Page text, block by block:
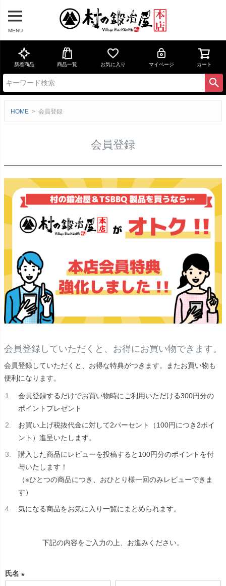
MENU
新着商品 商品一覧 お気に入り マイページ カート
HOME 会員登録
会員登録
会員登録していただくと、お得にお買い物できます。
会員登録していただくと、お得な特典がつきます。またお買い物も
便利になります。
会員登録するだけでお買い物時にご利用いただける300円分の
ポイントプレゼント
お買い上げ税抜代金に対して2パーセント（100円につき2ポイ
ント）進呈いたします。
購入した商品にレビューを投稿すると100円分のポイントを付
与いたします！
（※ひとつの商品につき、おひとり様一回のみレビューできま
す）
気になる商品をお気に入り一覧にまとめられます。
下記の内容をご入力の上、お進みください。
氏名